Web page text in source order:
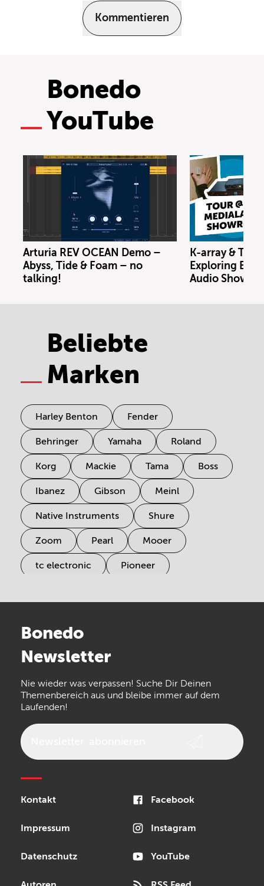
Kommentieren
Bonedo
YouTube
Arturia REV OCEAN Demo –
Abyss, Tide & Foam – no
talking!
K-array &
Exploring
Audio
Beliebte
Marken
Harley Benton Fender
Behringer Yamaha Roland
Korg Mackie Tama Boss
Ibanez Gibson Meinl
Native Instruments Shure
Zoom Pearl Mooer
tc electronic Pioneer
Arturia
the t.bone
Walrus Audio Epiphone
Bonedo
Newsletter
Nie wieder was verpassen! Suche Dir Deinen
Themenbereich aus und bleibe immer auf dem
Laufenden!
Kontakt
Impressum
Datenschutz
Facebook
Instagram
YouTube